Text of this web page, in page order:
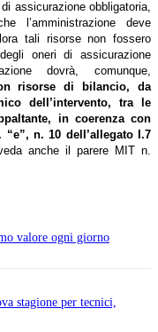
assicurazione obbligatoria,
l’amministrazione deve
tali risorse non fossero
oneri di assicurazione
dovrà, comunque,
risorse di bilancio, da
dell’intervento, tra le
in coerenza con
n. 10 dell’allegato I.7
anche il parere MIT n.
valore ogni giorno
stagione per tecnici,